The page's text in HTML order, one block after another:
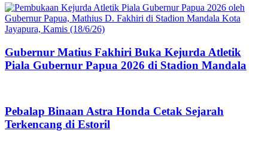
Gubernur Matius Fakhiri Buka Kejurda Atletik
Piala Gubernur Papua 2026 di Stadion Mandala
Pebalap Binaan Astra Honda Cetak Sejarah
Terkencang di Estoril